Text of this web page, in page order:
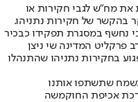
את מח"ש לגבי חקירות או
בהקשר של חקירות נתניהו.
נחשף במסגרת תפקידו כבכיר
המדינה שי ניצן
בחקירות נתניהו שהתנהלו
שתשתפו אותנו
אכיפת החוקמשה